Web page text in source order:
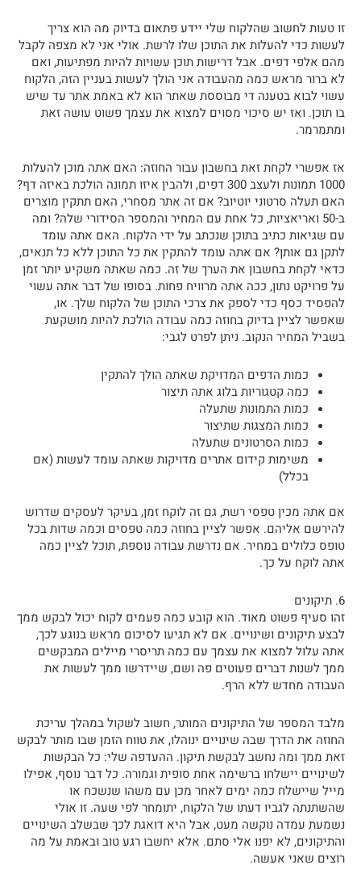
זו טעות לחשוב שהלקוח שלי יידע פתאום בדיוק מה הוא צריך
לעשות כדי להעלות את התוכן שלו לרשת. אולי אני לא מצפה לקבל
מהם אלפי דפים. אבל דרישות תוכן עשויות להיות מפתיעות, ואם
לא ברור מראש כמה מהעבודה אני הולך לעשות בעניין הזה, הלקוח
עשוי לבוא בטענה די מבוססת שאתר הוא לא באמת אתר עד שיש
בו תוכן. ואז יש סיכוי מסוים למצוא את עצמך פשוט עושה זאת
ומתמרמר.
אז אפשרי לקחת זאת בחשבון עבור החוזה: האם אתה מוכן להעלות
1000 תמונות ולעצב 300 דפים, ולהבין איזו תמונה הולכת באיזה דף?
האם תעלה סרטוני יוטיוב? אם זה אתר מסחרי, האם תתקין מוצרים
ב-50 ואריאציות, כל אחת עם המחיר והמספר הסידורי שלה? ומה
עם שגיאות כתיב בתוכן שנכתב על ידי הלקוח. האם אתה עומד
לתקן גם אותן? אם אתה עומד להתקין את כל התוכן ללא כל תנאים,
כדאי לקחת בחשבון את הערך של זה. כמה שאתה משקיע יותר זמן
על פרויקט נתון, ככה אתה מרוויח פחות. בסופו של דבר אתה עשוי
להפסיד כסף כדי לספק את צרכי התוכן של הלקוח שלך. או,
שאפשר לציין בדיוק בחוזה כמה עבודה הולכת להיות מושקעת
בשביל המחיר הנקוב. ניתן לפרט לגבי:
כמות הדפים המדויקת שאתה הולך להתקין
כמה קטגוריות בלוג אתה תיצור
כמות התמונות שתעלה
כמות המצגות שתיצור
כמות הסרטונים שתעלה
משימות קידום אתרים מדויקות שאתה עומד לעשות (אם
בכלל)
אם אתה מכין טפסי רשת, גם זה לוקח זמן, בעיקר לעסקים שדרוש
להירשם אליהם. אפשר לציין בחוזה כמה טפסים וכמה שדות בכל
טופס כלולים במחיר. אם נדרשת עבודה נוספת, תוכל לציין כמה
אתה לוקח על כך.
6. תיקונים
זהו סעיף פשוט מאוד. הוא קובע כמה פעמים לקוח יכול לבקש ממך
לבצע תיקונים ושינויים. אם לא תגיעו לסיכום מראש בנוגע לכך,
אתה עלול למצוא את עצמך עם כמה תריסרי מיילים המבקשים
ממך לשנות דברים פעוטים פה ושם, שיידרשו ממך לעשות את
העבודה מחדש ללא הרף.
מלבד המספר של התיקונים המותר, חשוב לשקול במהלך עריכת
החוזה את הדרך שבה שינויים ינוהלו, את טווח הזמן שבו מותר לבקש
זאת ממך ומה נחשב לבקשת תיקון. ההעדפה שלי: כל הבקשות
לשינויים יישלחו ברשימה אחת סופית וגמורה. כל דבר נוסף, אפילו
מייל שיישלח כמה ימים לאחר מכן עם משהו שנשכח או
שהשתנתה לגביו דעתו של הלקוח, יתומחר לפי שעה. זו אולי
נשמעת עמדה נוקשה מעט, אבל היא דואגת לכך שבשלב השינויים
והתיקונים, לא יפנו אלי סתם. אלא יחשבו רגע טוב ובאמת על מה
רוצים שאני אעשה.